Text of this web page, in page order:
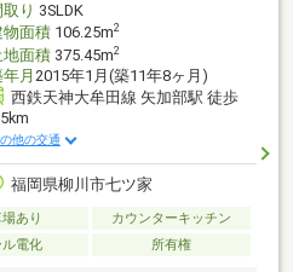
取り 3SLDK
物面積106.25m2
地面積375.45m2
月 2015年1月(築11年8ヶ月)
西鉄天神大牟田線 矢加部駅 徒歩
他の交通
福岡県柳川市七ツ家
あり
カウンターキッチン
ル電化 所有権